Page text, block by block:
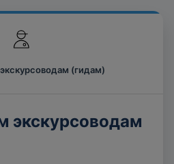
(гидам)
экскурсоводам